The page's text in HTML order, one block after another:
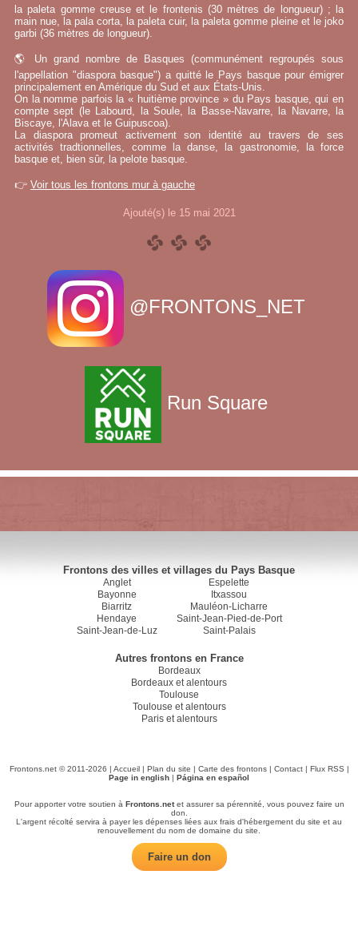
la paleta gomme creuse et le frontenis (30 mètres de longueur) ; la
main nue, la pala corta, la paleta cuir, la paleta gomme pleine et le joko
garbi (36 mètres de longueur).
🌎 Un grand nombre de Basques (communément regroupés sous
l'appellation "diaspora basque") a quitté le Pays basque pour émigrer
principalement en Amérique du Sud et aux États-Unis.
On la nomme parfois la « huitième province » du Pays basque, qui en
compte sept (le Labourd, la Soule, la Basse-Navarre, la Navarre, la
Biscaye, l'Alava et le Guipuscoa).
La diaspora promeut activement son identité au travers de ses
activités tradtionnelles, comme la danse, la gastronomie, la force
basque et, bien sûr, la pelote basque.
👉 Voir tous les frontons mur à gauche
Ajouté(s) le 15 mai 2021
@FRONTONS_NET
Run Square
Frontons des villes et villages du Pays Basque
Anglet
Bayonne
Biarritz
Hendaye
Saint-Jean-de-Luz
Espelette
Itxassou
Mauléon-Licharre
Saint-Jean-Pied-de-Port
Saint-Palais
Autres frontons en France
Bordeaux
Bordeaux et alentours
Toulouse
Toulouse et alentours
Paris et alentours
Frontons.net © 2011-2026 | Accueil| Plan du site | Carte des frontons| Contact| Flux RSS |
Page in english | Página en español
Pour apporter votre soutien à Frontons.netet assurer sa pérennité, vous pouvez faire un
don.
L'argent récolté servira à payer les dépenses liées aux frais d'hébergement du site et au
renouvellement du nom de domaine du site.
Faire un don